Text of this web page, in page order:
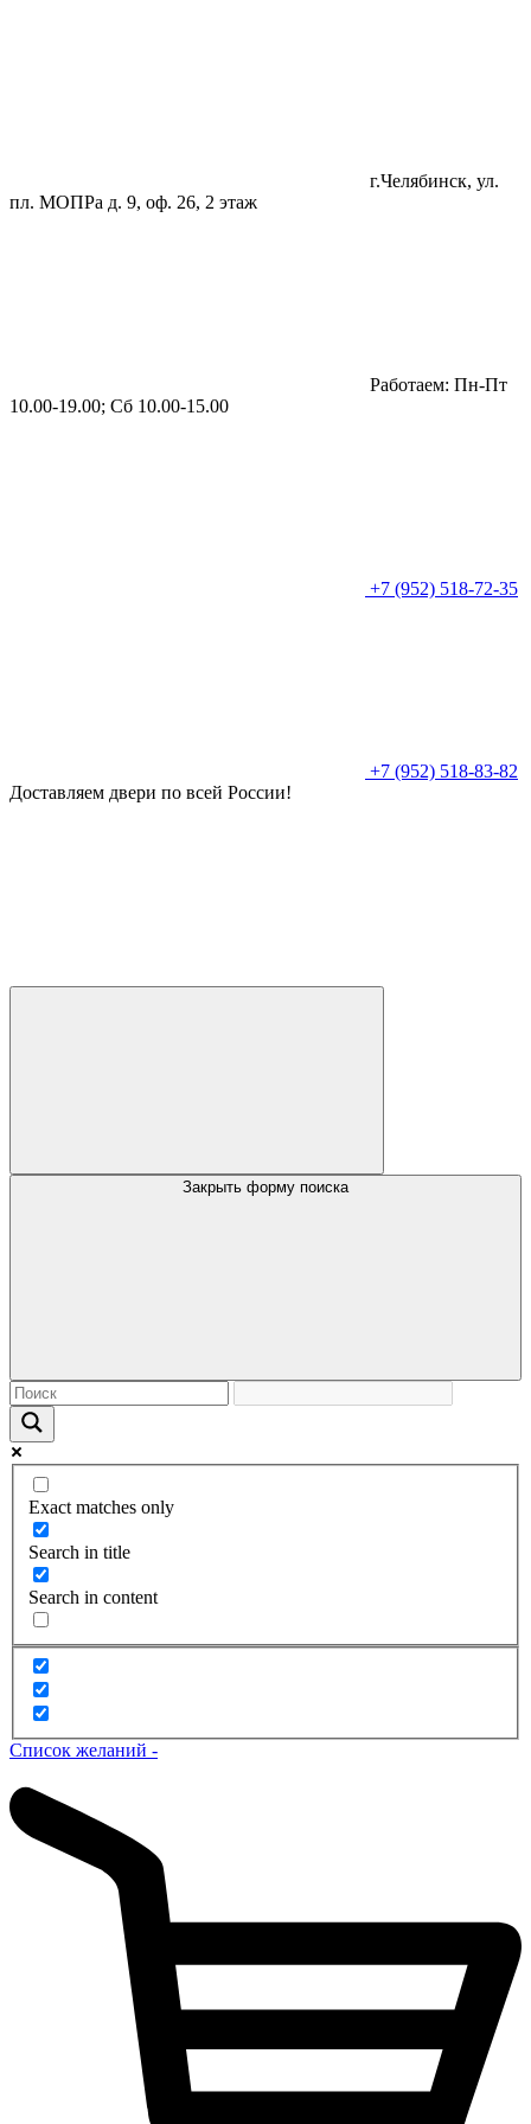
г.Челябинск, ул.
пл. МОПРа д. 9, оф. 26, 2 этаж
Работаем: Пн-Пт
10.00-19.00; Сб 10.00-15.00
+7 (952) 518-72-35
+7 (952) 518-83-82
Доставляем двери по всей России!
Закрыть форму поиска
Exact matches only
Search in title
Search in content
Список желаний -